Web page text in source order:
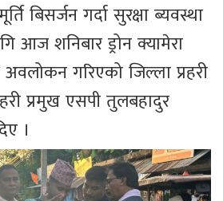
बिसर्जन गर्दा सुरक्षा ब्यवस्था
आज शनिबार ड्रोन क्यामेरा
अवलोकन गरिएको जिल्ला प्रहरी
प्रमुख एसपी तुलबहादुर
।